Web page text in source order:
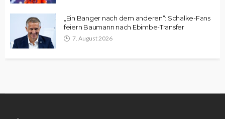
„Ein Banger nach dem anderen“: Schalke-Fans
feiern Baumann nach Ebimbe-Transfer
7. August 2026